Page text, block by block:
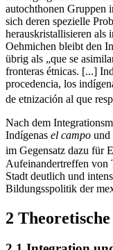
a la segregación.“[41]
autochthonen Gruppen
sich deren spezielle
herauskristallisieren als
Oehmichen bleibt den
übrig als „que se
fronteras étnicas. [...]
procedencia, los
Nach dem
Indígenasel campo und
im Gegensatz dazu für
Aufeinandertreffen
Stadt deutlich und
2